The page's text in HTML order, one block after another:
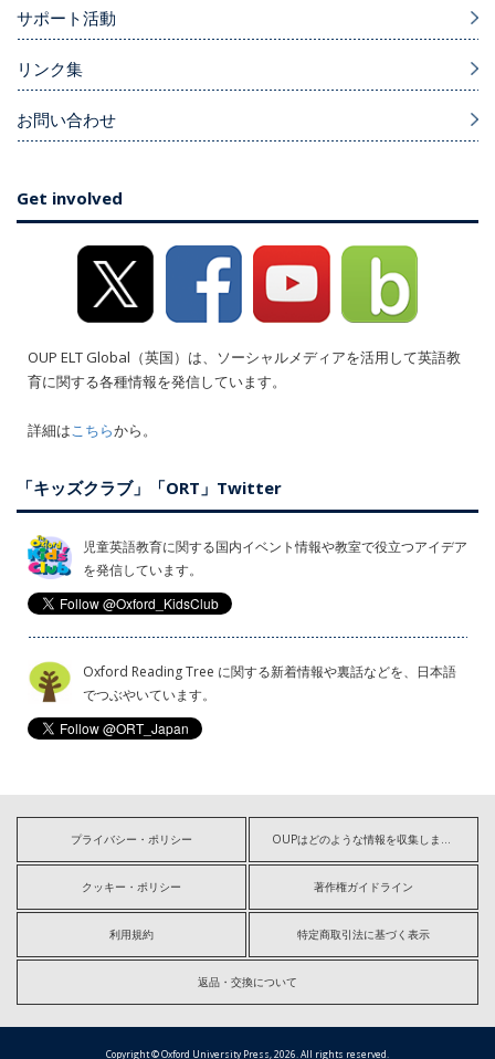
サポート活動
リンク集
お問い合わせ
Get involved
OUP ELT Global（英国）は、ソーシャルメディアを活用して英語教
育に関する各種情報を発信しています。
詳細は こちらから。
「キッズクラブ」「ORT」Twitter
児童英語教育に関する国内イベント情報や教室で役立つアイデア
を発信しています。
Oxford Reading Tree に関する新着情報や裏話などを、日本語
でつぶやいています。
プライバシー・ポリシー
クッキー・ポリシー 著作権ガイドライン
利用規約 特定商取引法に基づく表示
返品・交換について
Copyright © Oxford University Press, 2026. All rights reserved.